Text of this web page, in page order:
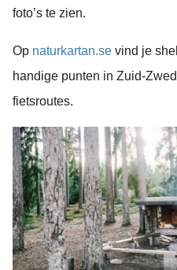
foto’s te zien.
Op naturkartan.se vind je
handige punten in Zuid-
fietsroutes.